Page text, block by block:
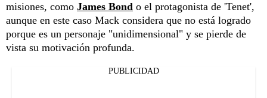
misiones, como James Bond o el protagonista de 'Tenet',
aunque en este caso Mack considera que no está logrado
porque es un personaje "unidimensional" y se pierde de
vista su motivación profunda.
PUBLICIDAD